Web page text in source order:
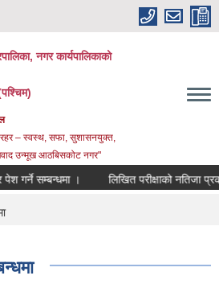
नगर कार्यपालिकाको
रहर – स्वस्थ, सफा, सुशासनयुक्त,
उन्मूख आठबिसकोट नगर"
सम्बन्धमा । लिखित परीक्षाको नतिजा प्रकाशन